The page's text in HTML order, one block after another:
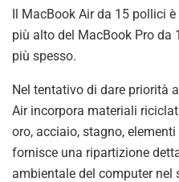
Il MacBook Air da 15 pollici
più alto del MacBook Pro da
più spesso.
Nel tentativo di dare priorità
Air incorpora materiali
oro, acciaio, stagno,
fornisce una ripartizione
ambientale del computer nel